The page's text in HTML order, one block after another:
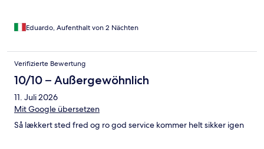
Eduardo, Aufenthalt von 2 Nächten
Verifizierte Bewertung
10/10 – Außergewöhnlich
11. Juli 2026
Mit Google übersetzen
Så lækkert sted fred og ro god service kommer helt sikker igen